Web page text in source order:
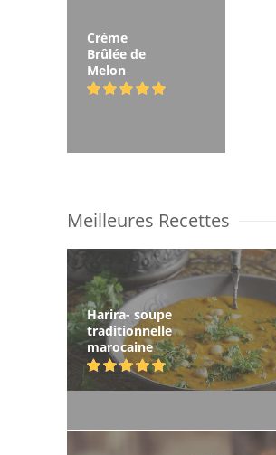
Crème
Brûlée de
Melon
Meilleures Recettes
Harira- soupe
traditionnelle
marocaine